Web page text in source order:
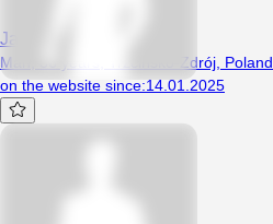
Jarema90
Man, 36 years, Trzcińsko-Zdrój, Poland
on the website since:14.01.2025